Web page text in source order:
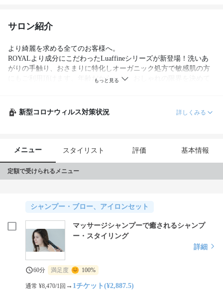
サロン紹介
より綺麗を求める全てのお客様へ。
ROYALより成分にこだわったLuaffineシリーズが新登場！洗いあ
がりの手触り、おさまりに特化しオーガニック処方で敏感肌の方
にもご利用頂けます。年齢だから‥と、おしゃれの限界を決めて
新型コロナウィルス対策状況
詳しくみる
メニュー スタイリスト 評価 基本情報
定額で受けられるメニュー
シャンプー・ブロー、アイロンセット
マッサージシャンプーで癒されるシャンプ
ー・スタイリング
詳細
60分 満足度 100%
通常 ¥8,470/1回 → 1チケット(¥2,887.5)